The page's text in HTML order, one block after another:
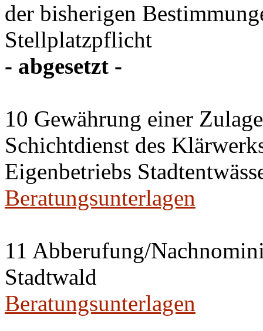
der bisherigen
Stellplatzpflicht
- abgesetzt -
10 Gewährung einer
Schichtdienst des
Eigenbetriebs
Beratungsunterlagen
11 Abberufung/
Stadtwald
Beratungsunterlagen